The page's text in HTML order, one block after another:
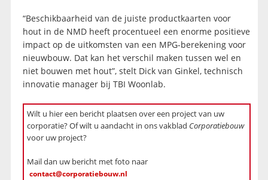
“Beschikbaarheid van de juiste productkaarten voor
hout in de NMD heeft procentueel een enorme positieve
impact op de uitkomsten van een MPG-berekening voor
nieuwbouw. Dat kan het verschil maken tussen wel en
niet bouwen met hout”, stelt Dick van Ginkel, technisch
innovatie manager bij TBI Woonlab.
Wilt u hier een bericht plaatsen over een project van uw
corporatie? Of wilt u aandacht in ons vakblad Corporatiebouw
voor uw project?
Mail dan uw bericht met foto naar
contact@corporatiebouw.nl